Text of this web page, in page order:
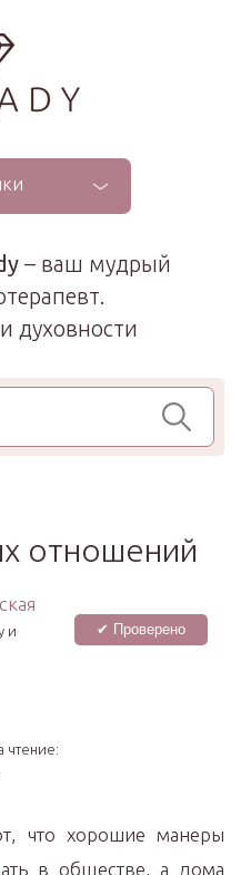
– ваш мудрый
духовности
отношений
и
✔ Проверено
чтение:
что хорошие манеры
в обществе, а дома